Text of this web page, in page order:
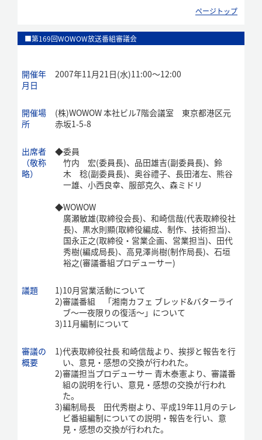
ページトップ
■第169回WOWOW放送番組審議会
開催年
月日
2007年11月21日(水)11:00～12:00
開催場
所
(株)WOWOW 本社ビル7階会議室 東京都港区元
赤坂1-5-8
出席者
（敬称
略）
◆委員
竹内 宏(委員長)、品田雄吉(副委員長)、鈴
木 稔(副委員長)、奥谷禮子、長田渚左、熊谷
一雄、小西良幸、服部克久、森ミドリ
◆WOWOW
廣瀬敏雄(取締役会長)、和崎信哉(代表取締役社
長)、黒水則顯(取締役編成、制作、技術担当)、
国永正之(取締役・営業企画、営業担当)、田代
秀樹(編成局長)、高見澤尚樹(制作局長)、石垣
裕之(審議番組プロデューサー)
議題 1)10月営業活動について
2)審議番組 「湘南カフェ ブレッド&バターライ
ブ～一夜限りの復活～」について
3)11月編制について
審議の
概要
1)代表取締役社長 和崎信哉より、挨拶と報告を行
い、意見・感想の交換が行われた。
2)審議担当プロデューサー 青木泰憲より、審議番
組の説明を行い、意見・感想の交換が行われ
た。
3)編制局長 田代秀樹より、平成19年11月のテレ
ビ番組編制についての説明・報告を行い、意
見・感想の交換が行われた。